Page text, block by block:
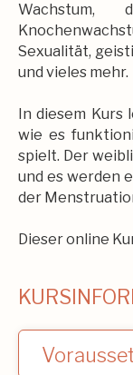
Wachstum,
Sexualität,
und vieles mehr.
In diesem Kurs
wie es
spielt. Der
und es werden
der
Dieser online